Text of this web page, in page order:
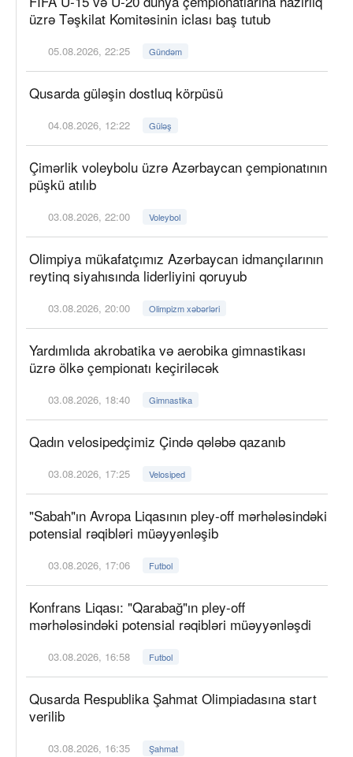
üzrə Təşkilat Komitəsinin iclası baş tutub
05.08.2026, 22:25 Gündəm
Qusarda güləşin dostluq körpüsü
04.08.2026, 12:22 Güləş
Çimərlik voleybolu üzrə Azərbaycan çempionatının
püşkü atılıb
03.08.2026, 22:00 Voleybol
Olimpiya mükafatçımız Azərbaycan idmançılarının
reytinq siyahısında liderliyini qoruyub
03.08.2026, 20:00 Olimpizm xəbərləri
Yardımlıda akrobatika və aerobika gimnastikası
üzrə ölkə çempionatı keçiriləcək
03.08.2026, 18:40 Gimnastika
Qadın velosipedçimiz Çində qələbə qazanıb
03.08.2026, 17:25 Velosiped
"Sabah"ın Avropa Liqasının pley-off mərhələsindəki
potensial rəqibləri müəyyənləşib
03.08.2026, 17:06 Futbol
Konfrans Liqası: "Qarabağ"ın pley-off
mərhələsindəki potensial rəqibləri müəyyənləşdi
03.08.2026, 16:58 Futbol
Qusarda Respublika Şahmat Olimpiadasına start
verilib
03.08.2026, 16:35 Şahmat